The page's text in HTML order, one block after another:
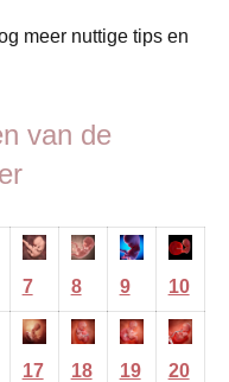
meer nuttige tips en
van de
7 8 9 10
17 18 19 20